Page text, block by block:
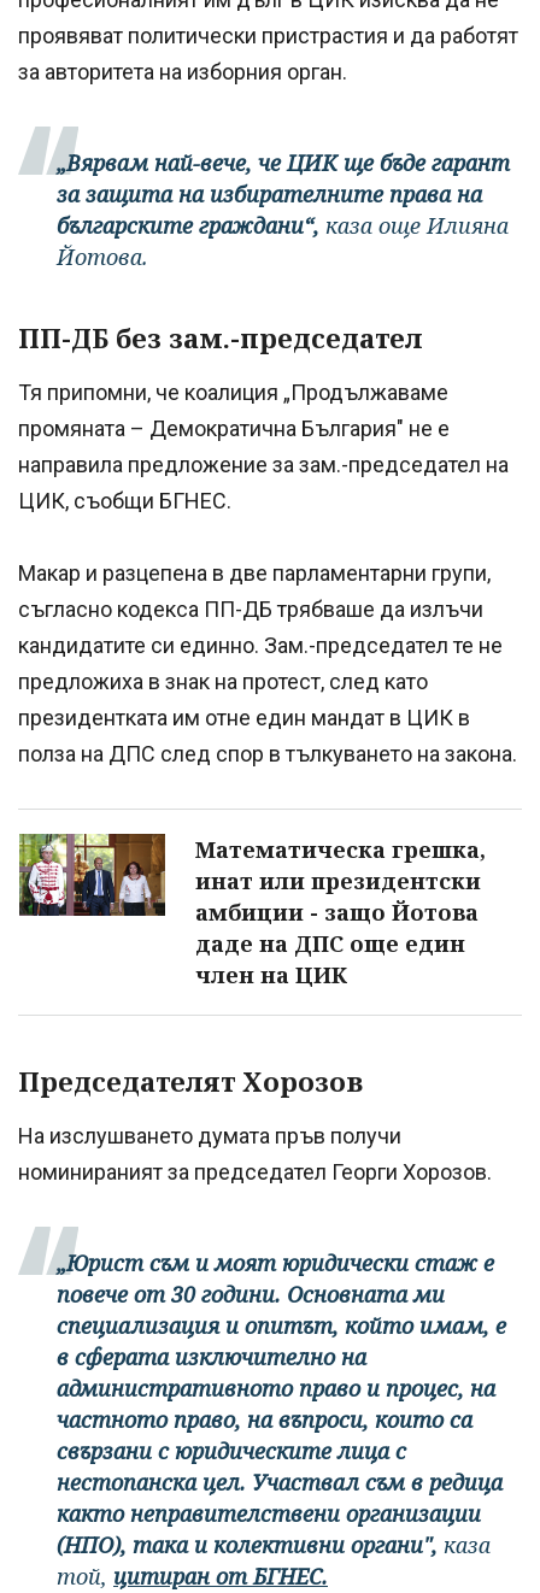
проявяват политически пристрастия и да работят
за авторитета на изборния орган.
„Вярвам най-вече, че ЦИК ще бъде гарант
за защита на избирателните права на
българските граждани“, каза още Илияна
Йотова.
ПП-ДБ без зам.-председател
Тя припомни, че коалиция „Продължаваме
промяната – Демократична България" не е
направила предложение за зам.-председател на
ЦИК, съобщи БГНЕС.
Макар и разцепена в две парламентарни групи,
съгласно кодекса ПП-ДБ трябваше да излъчи
кандидатите си единно. Зам.-председател те не
предложиха в знак на протест, след като
президентката им отне един мандат в ЦИК в
полза на ДПС след спор в тълкуването на закона.
Математическа грешка,
инат или президентски
амбиции - защо Йотова
даде на ДПС още един
член на ЦИК
Председателят Хорозов
На изслушването думата пръв получи
номинираният за председател Георги Хорозов.
„Юрист съм и моят юридически стаж е
повече от 30 години. Основната ми
специализация и опитът, който имам, е
в сферата изключително на
административното право и процес, на
частното право, на въпроси, които са
свързани с юридическите лица с
нестопанска цел. Участвал съм в редица
както неправителствени организации
(НПО), така и колективни органи", каза
той, цитиран от БГНЕС.